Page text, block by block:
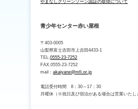
やまなしグリーンゾーン認証の取得について
青少年センター赤い屋根
〒403-0005
山梨県富士吉田市上吉田4433-1
TEL. 0555-23-7252
FAX.0555-23-7252
mail： akaiyane@mfi.or.jp
電話受付時間 8：30～17：30
月曜休（※祝日及び宿泊がある場合は営業いたし